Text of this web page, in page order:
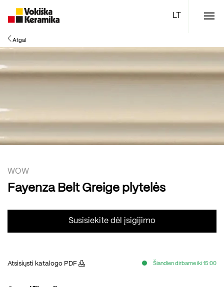
Atgal
WOW
Fayenza Belt Greige plytelės
Susisiekite dėl įsigijimo
Atsisiųsti katalogo PDF Šiandien dirbame iki 15:00
Meniu
Plytelės
Specialūs pasiūlymai